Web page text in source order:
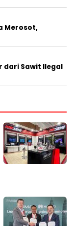
Merosot,
dari Sawit Ilegal